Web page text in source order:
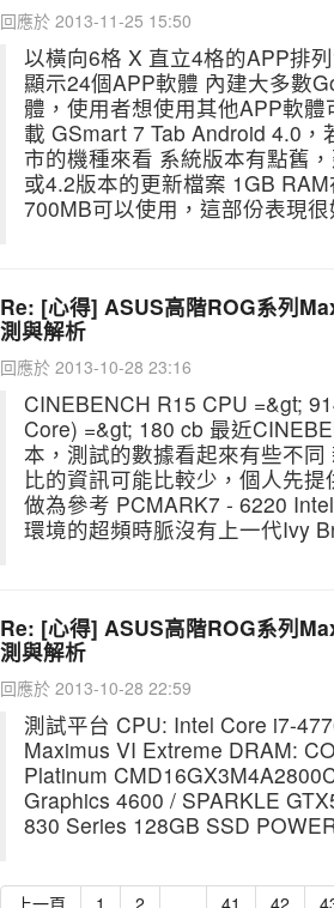
回應於 2013-11-25 15:50
以橫向6格 X 直立4格的APP排
顯示24個APP軟體 內建大多數
體，使用者想使用其他APP軟
載 GSmart 7 Tab Android 4.0，
市的機種來看 系統版本有點舊
或4.2版本的更新檔案 1GB
700MB可以使用，這部份表現
Re: [心得] ASUS高階ROG系列
測與解析
回應於 2013-10-28 23:16
CINEBENCH R15 CPU =&gt;
Core) =&gt; 180 cb 最近
本，測試的數據看起來有些不
比的資訊可能比較少，個人先
做為參考 PCMARK7 - 6220
環境的超頻時脈沒有上一代Ivy
Re: [心得] ASUS高階ROG系列
測與解析
回應於 2013-10-28 22:59
測試平台 CPU: Intel Core i7-
Maximus VI Extreme DRAM:
Platinum
Graphics 4600 / SPARKLE
830 Series 128GB SSD
上一頁 1 2 41 42